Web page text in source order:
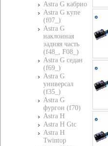
Astra G кабрио
Astra G купе
(f07_)
Astra G
наклонная
задняя часть
(f48_, F08_)
Astra G седан
(f69_)
Astra G
универсал
(f35_)
Astra G
фургон (f70)
Astra H
Astra H Gtc
Astra H
Twintop